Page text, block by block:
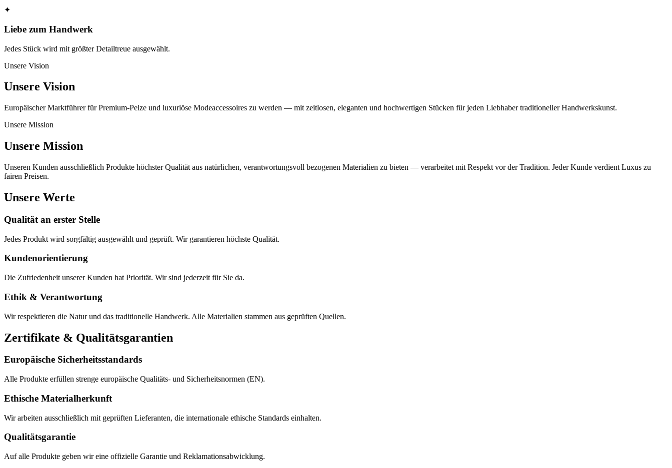
✦
Liebe zum Handwerk
Jedes Stück wird mit größter Detailtreue ausgewählt.
Unsere Vision
Unsere Vision
Europäischer Marktführer für Premium-Pelze und luxuriöse Modeaccessoires zu werden — mit zeitlosen, eleganten und hochwertigen Stücken für jeden Liebhaber traditioneller Handwerkskunst.
Unsere Mission
Unsere Mission
Unseren Kunden ausschließlich Produkte höchster Qualität aus natürlichen, verantwortungsvoll bezogenen Materialien zu bieten — verarbeitet mit Respekt vor der Tradition. Jeder Kunde verdient Luxus zu
fairen Preisen.
Unsere Werte
Qualität an erster Stelle
Jedes Produkt wird sorgfältig ausgewählt und geprüft. Wir garantieren höchste Qualität.
Kundenorientierung
Die Zufriedenheit unserer Kunden hat Priorität. Wir sind jederzeit für Sie da.
Ethik & Verantwortung
Wir respektieren die Natur und das traditionelle Handwerk. Alle Materialien stammen aus geprüften Quellen.
Zertifikate & Qualitätsgarantien
Europäische Sicherheitsstandards
Alle Produkte erfüllen strenge europäische Qualitäts- und Sicherheitsnormen (EN).
Ethische Materialherkunft
Wir arbeiten ausschließlich mit geprüften Lieferanten, die internationale ethische Standards einhalten.
Qualitätsgarantie
Auf alle Produkte geben wir eine offizielle Garantie und Reklamationsabwicklung.